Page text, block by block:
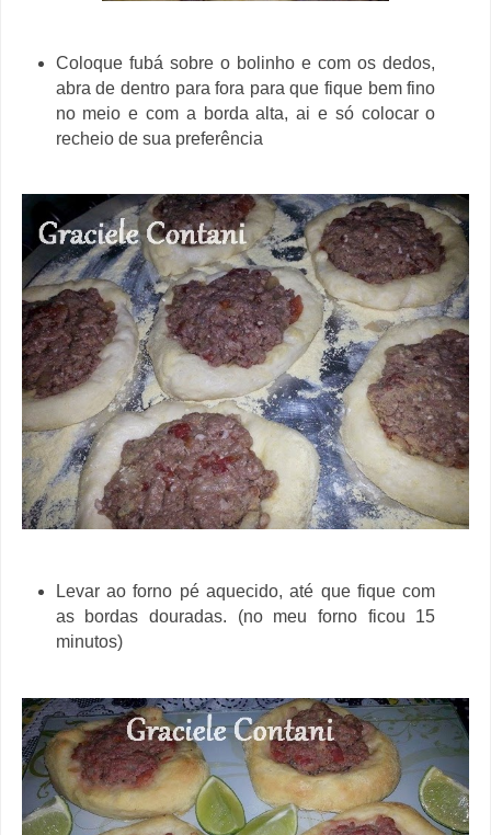
Coloque fubá sobre o bolinho e com os dedos,
abra de dentro para fora para que fique bem fino
no meio e com a borda alta, ai e só colocar o
recheio de sua preferência
Levar ao forno pé aquecido, até que fique com
as bordas douradas. (no meu forno ficou 15
minutos)